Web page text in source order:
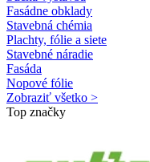
Fasádne obklady
Stavebná chémia
Plachty, fólie a siete
Stavebné náradie
Fasáda
Nopové fólie
Zobraziť všetko >
Top značky